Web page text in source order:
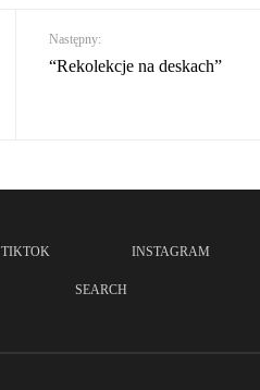
Następny:
“Rekolekcje na deskach”
TIKTOK INSTAGRAM
SEARCH